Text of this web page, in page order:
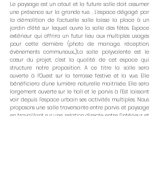
Le paysage est un atout et la future salle doit assumer
une présence sur la grande rue. . L’espace dégagé par
la démolition de l’actuelle salle laisse la place à un
jardin d’été sur lequel ouvre la salle des fêtes. Espace
extérieur qui offrira un futur lieu aux multiples usages
pour cette dernière (photo de mariage, réception,
évènements communaux,...)La salle polyvalente est le
cœur du projet, c’est la qualité de cet espace qui
structure notre proposition. A ce titre la salle sera
ouverte à l’Ouest sur la terrasse festive et la vue. Elle
bénéficiera d’une lumière naturelle maitrisée. Elle sera
largement ouverte sur le hall et le parvis à l’Est laissant
voir depuis l’espace urbain ses activités multiples. Nous
proposons une salle traversante entre parvis et paysage
en travaillant sur une relation directe entre l’intérieur et